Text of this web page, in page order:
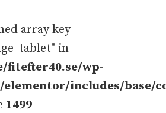
array key
in
fitefter40.se/wp-
includes/base/
1499